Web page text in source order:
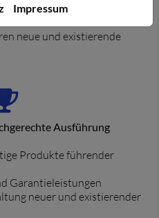
Service- und
neue und existierende
Ausführung
Produkte führender
Garantieleistungen
neuer und existierender
Impressum